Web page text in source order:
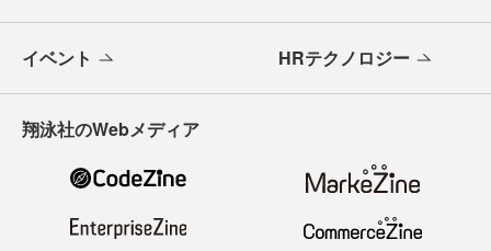
イベント HRテクノロジー
翔泳社のWebメディア